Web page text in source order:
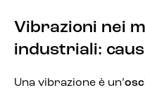
Vibrazioni nei
industriali:
Una vibrazione è un’